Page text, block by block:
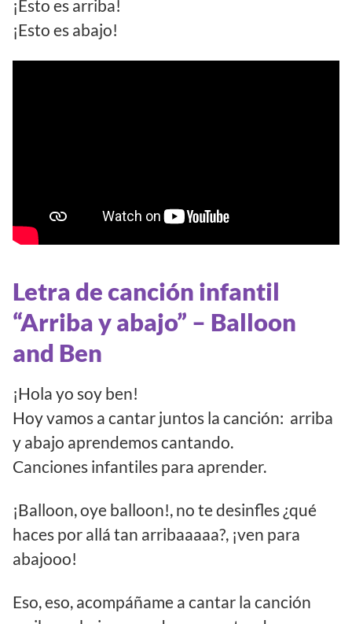
¡Esto es arriba!
¡Esto es abajo!
Letra de canción infantil
“Arriba y abajo” – Balloon
and Ben
¡Hola yo soy ben!
Hoy vamos a cantar juntos la canción: arriba
y abajo aprendemos cantando.
Canciones infantiles para aprender.
¡Balloon, oye balloon!, no te desinfles ¿qué
haces por allá tan arribaaaaa?, ¡ven para
abajooo!
Eso, eso, acompáñame a cantar la canción